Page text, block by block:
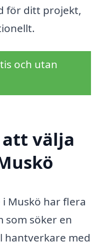
för ditt projekt,
och utan
att välja
Muskö har flera
som söker en
hantverkare med